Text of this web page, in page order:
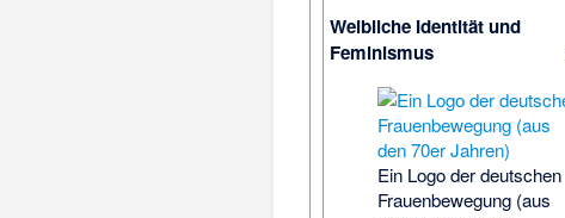
Weibliche Identität und
Feminismus
Ein Logo der deutschen
Frauenbewegung (aus